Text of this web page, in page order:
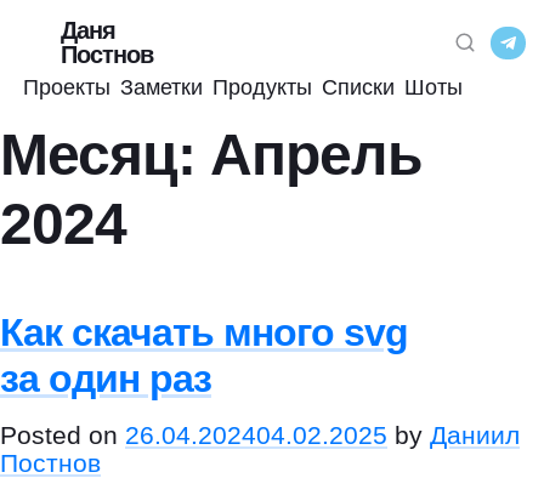
Даня
Постнов
Проекты Заметки Продукты Списки Шоты
Месяц: Апрель
2024
Как скачать много svg
за один раз
Posted on 26.04.202404.02.2025 by Даниил
Постнов